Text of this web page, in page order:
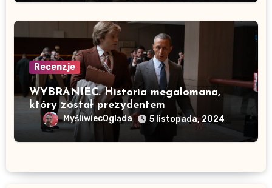
Recenzje
WYBRANIEC. Historia megalomana,
który został prezydentem
MyśliwiecOgląda 5 listopada, 2024